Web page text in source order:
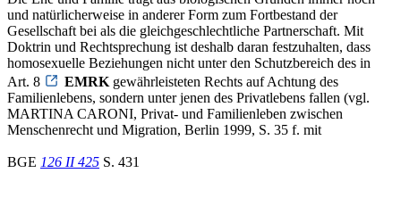
und natürlicherweise in anderer Form zum Fortbestand der
Gesellschaft bei als die gleichgeschlechtliche Partnerschaft. Mit
Doktrin und Rechtsprechung ist deshalb daran festzuhalten, dass
homosexuelle Beziehungen nicht unter den Schutzbereich des in
Art. 8
EMRK gewährleisteten Rechts auf Achtung des
Familienlebens, sondern unter jenen des Privatlebens fallen (vgl.
MARTINA CARONI, Privat- und Familienleben zwischen
Menschenrecht und Migration, Berlin 1999, S. 35 f. mit
BGE 126 II 425 S. 431